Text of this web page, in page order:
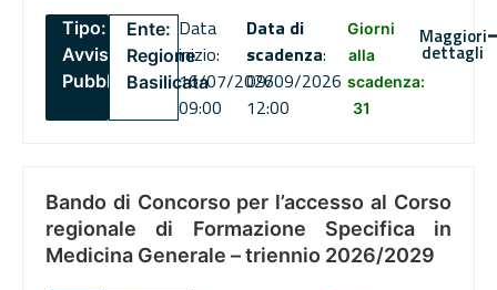
Tipo:
Avviso
Pubblico
Ente:
Regione
Basilicata
Data
inizio:
16/07/2026
09:00
Data di
scadenza:
09/09/2026
12:00
Giorni
alla
scadenza:
31
Maggiori
dettagli
Bando di Concorso per l’accesso al Corso
regionale di Formazione Specifica in
Medicina Generale – triennio 2026/2029